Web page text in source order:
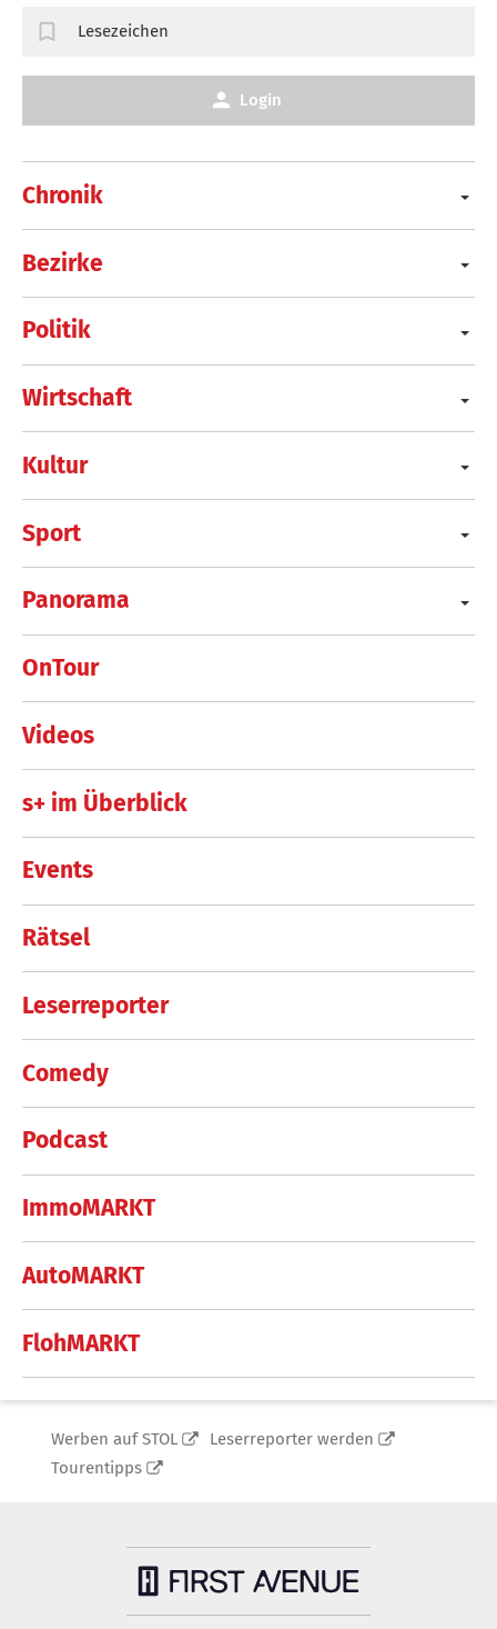
Chronik
Bezirke
Politik
Wirtschaft
Kultur
Sport
Panorama
OnTour
Videos
s+ im Überblick
Events
Rätsel
Leserreporter
Comedy
Podcast
ImmoMARKT
AutoMARKT
FlohMARKT
Lesezeichen
Login
Werben auf STOL
Leserreporter werden
Tourentipps